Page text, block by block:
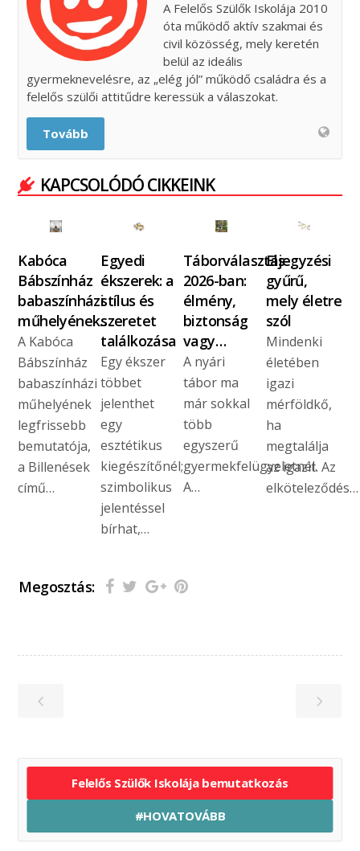
A Felelős Szülők Iskolája 2010
óta működő aktív szakmai és
civil közösség, mely keretén
belül az ideális
gyermeknevelésre, az „elég jól” működő családra és a
felelős szülői attitűdre keressük a válaszokat.
Tovább
KAPCSOLÓDÓ CIKKEINK
Kabóca
Bábszínház
babaszínházi
műhelyének…
A Kabóca
Bábszínház
babaszínházi
műhelyének
legfrissebb
bemutatója,
a Billenések
című…
Egyedi
ékszerek: a
stílus és
szeretet
találkozása
Egy ékszer
többet
jelenthet
egy
esztétikus
kiegészítőnél;
szimbolikus
jelentéssel
bírhat,…
Táborválasztás
2026-ban:
élmény,
biztonság
vagy…
A nyári
tábor ma
már sokkal
több
egyszerű
gyermekfelügyeletnél.
A…
Eljegyzési
gyűrű,
mely életre
szól
Mindenki
életében
igazi
mérföldkő,
ha
megtalálja
az igazit. Az
elköteleződés…
Megosztás:
Felelős Szülők Iskolája bemutatkozás
#HOVATOVÁBB